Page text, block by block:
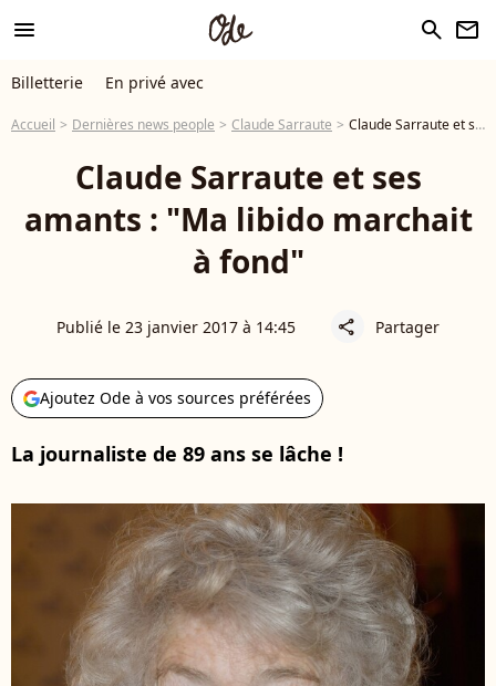
menu search newsletter
Billetterie En privé avec
Accueil Dernières news people Claude Sarraute Claude Sarraute et ses amants : "Ma libido marchait à fond"
Claude Sarraute et ses
amants : "Ma libido marchait
à fond"
Publié le 23 janvier 2017 à 14:45 share Partager
Ajoutez Ode à vos sources préférées
La journaliste de 89 ans se lâche !